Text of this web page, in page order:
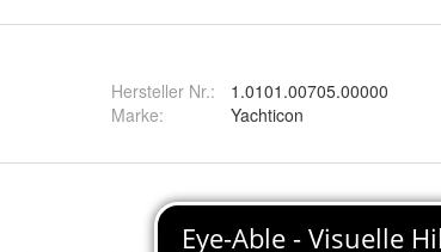
Hersteller Nr.:
1.0101.00705.00000
Marke: Yachticon